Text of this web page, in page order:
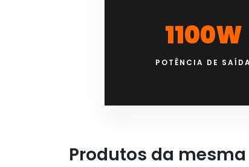
1100W
POTÊNCIA DE
Produtos da